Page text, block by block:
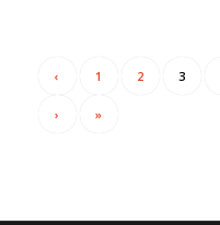
‹ 1 2 3
› »